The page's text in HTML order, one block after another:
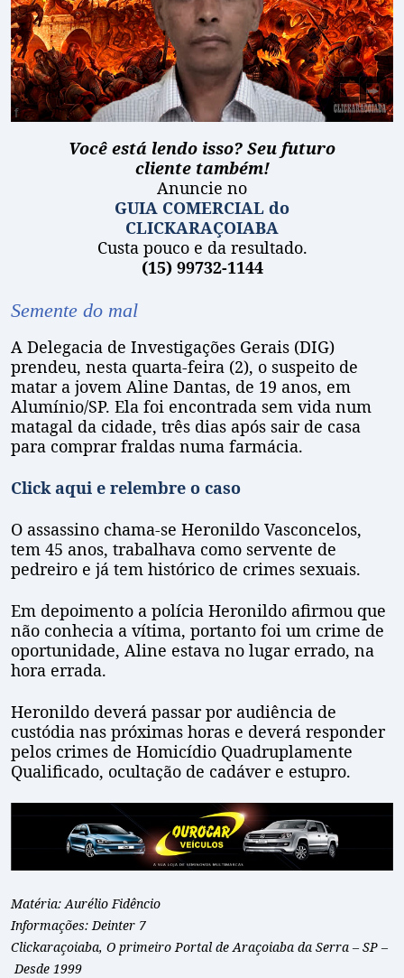
Você está lendo isso? Seu futuro
cliente também!
Anuncie no
GUIA COMERCIAL do
CLICKARAÇOIABA
Custa pouco e da resultado.
(15) 99732-1144
Semente do mal
A Delegacia de Investigações Gerais (DIG)
prendeu, nesta quarta-feira (2), o suspeito de
matar a jovem Aline Dantas, de 19 anos, em
Alumínio/SP. Ela foi encontrada sem vida num
matagal da cidade, três dias após sair de casa
para comprar fraldas numa farmácia.
Click aqui e relembre o caso
O assassino chama-se Heronildo Vasconcelos,
tem 45 anos, trabalhava como servente de
pedreiro e já tem histórico de crimes sexuais.
Em depoimento a polícia Heronildo afirmou que
não conhecia a vítima, portanto foi um crime de
oportunidade, Aline estava no lugar errado, na
hora errada.
Heronildo deverá passar por audiência de
custódia nas próximas horas e deverá responder
pelos crimes de Homicídio Quadruplamente
Qualificado, ocultação de cadáver e estupro.
Matéria: Aurélio Fidêncio
Informações: Deinter 7
Clickaraçoiaba, O primeiro Portal de Araçoiaba da Serra – SP –
Desde 1999